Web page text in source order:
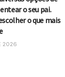
o seu pai.
o que mais
2026